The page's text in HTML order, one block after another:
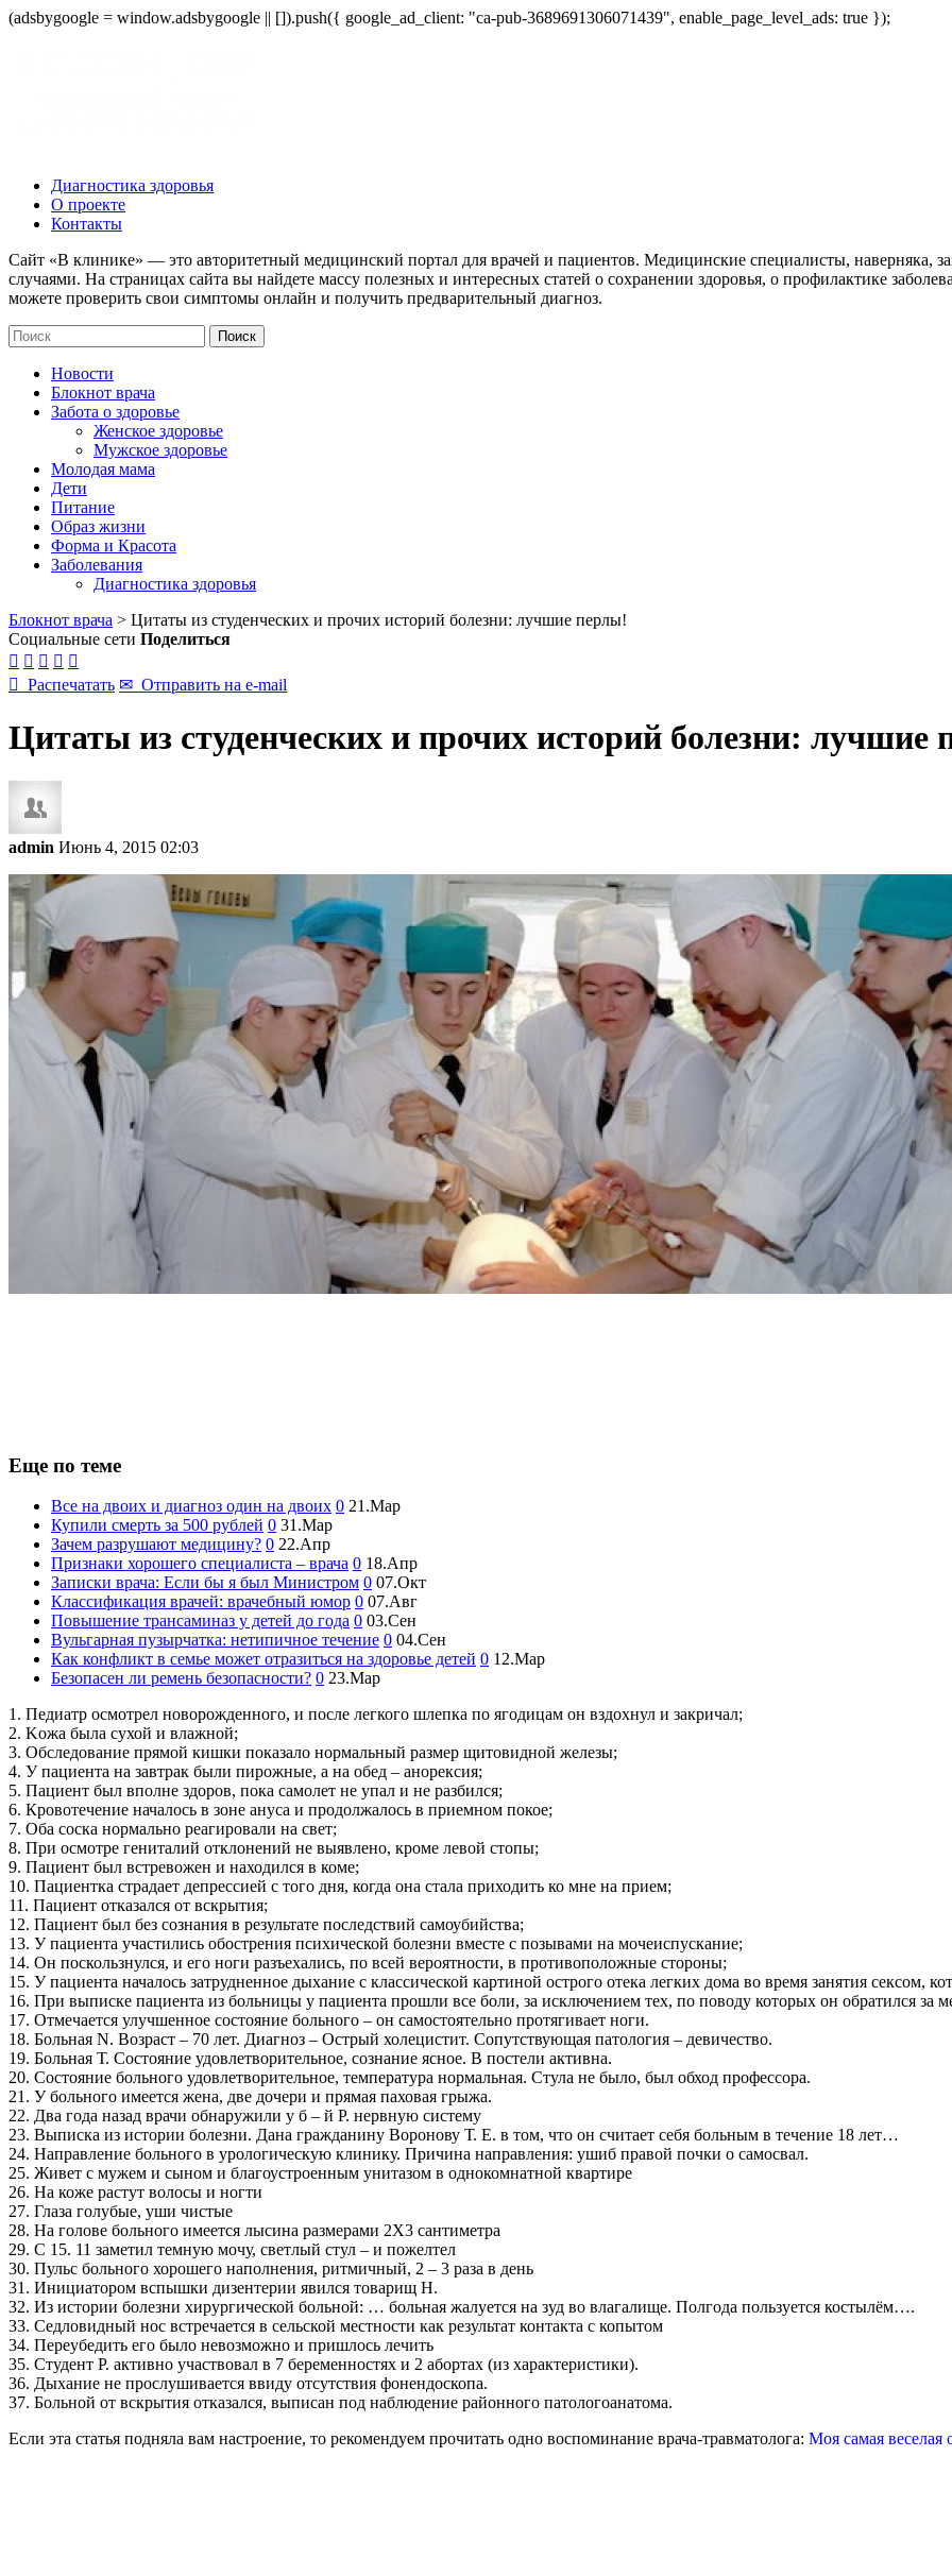
(adsbygoogle = window.adsbygoogle || []).push({ google_ad_client: "ca-pub-3689691306071439", enable_page_level_ads: true });
Диагностика здоровья
О проекте
Контакты
Сайт «В клинике» — это авторитетный медицинский портал для врачей и пациентов. Медицинские специалисты, наверняка,
случаями. На страницах сайта вы найдете массу полезных и интересных статей о сохранении здоровья, о профилактике
можете проверить свои симптомы онлайн и получить предварительный диагноз.
Новости
Блокнот врача
Забота о здоровье
Женское здоровье
Мужское здоровье
Молодая мама
Дети
Питание
Образ жизни
Форма и Красота
Заболевания
Диагностика здоровья
Блокнот врача > Цитаты из студенческих и прочих историй болезни: лучшие перлы!
Социальные сети Поделиться
    
 Распечатать ✉ Отправить на e-mail
Цитаты из студенческих и прочих историй болезни: лучшие
admin Июнь 4, 2015 02:03
Еще по теме
Все на двоих и диагноз один на двоих 0 21.Мар
Купили смерть за 500 рублей 0 31.Мар
Зачем разрушают медицину? 0 22.Апр
Признаки хорошего специалиста – врача 0 18.Апр
Записки врача: Если бы я был Министром 0 07.Окт
Классификация врачей: врачебный юмор 0 07.Авг
Повышение трансаминаз у детей до года 0 03.Сен
Вульгарная пузырчатка: нетипичное течение 0 04.Сен
Как конфликт в семье может отразиться на здоровье детей 0 12.Мар
Безопасен ли ремень безопасности? 0 23.Мар
1. Педиатр осмотрел новорожденного, и после легкого шлепка по ягодицам он вздохнул и закричал;
2. Kожа была сухой и влажной;
3. Обследование прямой кишки показало нормальный размер щитовидной железы;
4. У пациента на завтрак были пирожные, а на обед – анорексия;
5. Пациент был вполне здоров, пока самолет не упал и не разбился;
6. Кровотечение началось в зоне ануса и продолжалось в приемном покое;
7. Оба соска нормально реагировали на свет;
8. При осмотре гениталий отклонений не выявлено, кроме левой стопы;
9. Пациент был встревожен и находился в коме;
10. Пациентка страдает депрессией с того дня, когда она стала приходить ко мне на прием;
11. Пациент отказался от вскрытия;
12. Пациент был без сознания в результате последствий самоубийства;
13. У пациента участились обострения психической болезни вместе с позывами на мочеиспускание;
14. Он поскользнулся, и его ноги разъехались, по всей вероятности, в противоположные стороны;
15. У пациента началось затрудненное дыхание с классической картиной острого отека легких дома во время занятия сексом,
16. При выписке пациента из больницы у пациента прошли все боли, за исключением тех, по поводу которых он обратился за
17. Отмечается улучшенное состояние больного – он самостоятельно протягивает ноги.
18. Больная N. Возраст – 70 лет. Диагноз – Острый холецистит. Сопутствующая патология – девичество.
19. Больная Т. Состояние удовлетворительное, сознание ясное. В постели активна.
20. Состояние больного удовлетворительное, температура нормальная. Стула не было, был обход профессора.
21. У больного имеется жена, две дочери и прямая паховая грыжа.
22. Два года назад врачи обнаружили у б – й Р. нервную систему
23. Выписка из истории болезни. Дана гражданину Воронову Т. Е. в том, что он считает себя больным в течение 18 лет…
24. Направление больного в урологическую клинику. Причина направления: ушиб правой почки о самосвал.
25. Живет с мужем и сыном и благоустроенным унитазом в однокомнатной квартире
26. На коже растут волосы и ногти
27. Глаза голубые, уши чистые
28. На голове больного имеется лысина размерами 2X3 сантиметра
29. С 15. 11 заметил темную мочу, светлый стул – и пожелтел
30. Пульс больного хорошего наполнения, ритмичный, 2 – 3 раза в день
31. Инициатором вспышки дизентерии явился товарищ Н.
32. Из истории болезни хирургической больной: … больная жалуется на зуд во влагалище. Полгода пользуется костылём….
33. Седловидный нос встречается в сельской местности как результат контакта с копытом
34. Переубедить его было невозможно и пришлось лечить
35. Студент Р. активно участвовал в 7 беременностях и 2 абортах (из характеристики).
36. Дыхание не прослушивается ввиду отсутствия фонендоскопа.
37. Больной от вскрытия отказался, выписан под наблюдение районного патологоанатома.
Если эта статья подняла вам настроение, то рекомендуем прочитать одно воспоминание врача-травматолога: Моя самая веселая